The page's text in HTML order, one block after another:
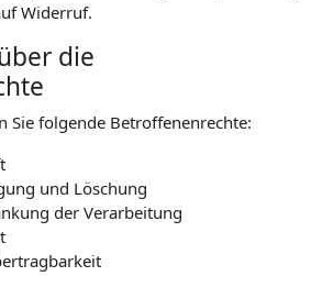
Widerruf.
die
Sie folgende Betroffenenrechte:
und Löschung
der Verarbeitung